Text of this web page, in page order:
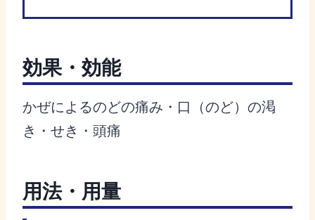
効果・効能
かぜによるのどの痛み・口（のど）の渇
き・せき・頭痛
用法・用量